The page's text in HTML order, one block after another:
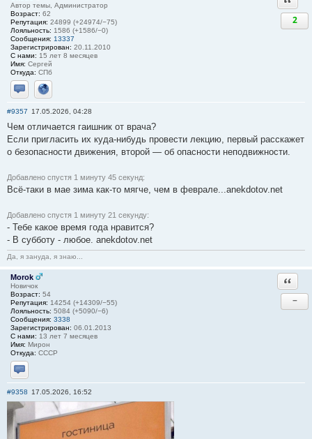
Автор темы, Администратор
Возраст: 62
Репутация: 24899 (+24974/−75)
Лояльность: 1586 (+1586/−0)
Сообщения: 13337
Зарегистрирован: 20.11.2010
С нами: 15 лет 8 месяцев
Имя: Сергей
Откуда: СПб
Отправить личное сообщение
Сайт
2
#9357 17.05.2026, 04:28
Чем отличается гаишник от врача?
Если пригласить их куда-нибудь провести лекцию, первый расскажет
о безопасности движения, второй — об опасности неподвижности.
Добавлено спустя 1 минуту 45 секунд:
Всё-таки в мае зима как-то мягче, чем в феврале...anekdotov.net
Добавлено спустя 1 минуту 21 секунду:
- Тебе какое время года нравится?
- В субботу - любое. anekdotov.net
Да, я зануда, я знаю...
Morok
Новичок
Возраст: 54
Репутация: 14254 (+14309/−55)
Лояльность: 5084 (+5090/−6)
Сообщения: 3338
Зарегистрирован: 06.01.2013
С нами: 13 лет 7 месяцев
Имя: Мирон
Откуда: СССР
Отправить личное сообщение
−
#9358 17.05.2026, 16:52